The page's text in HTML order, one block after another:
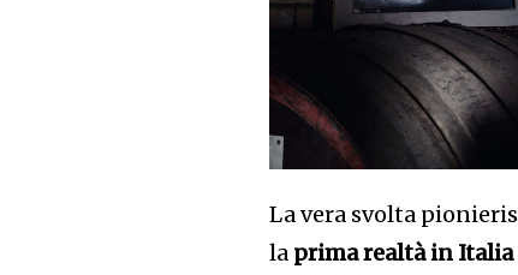
La vera svolta
la prima realtà in Italia